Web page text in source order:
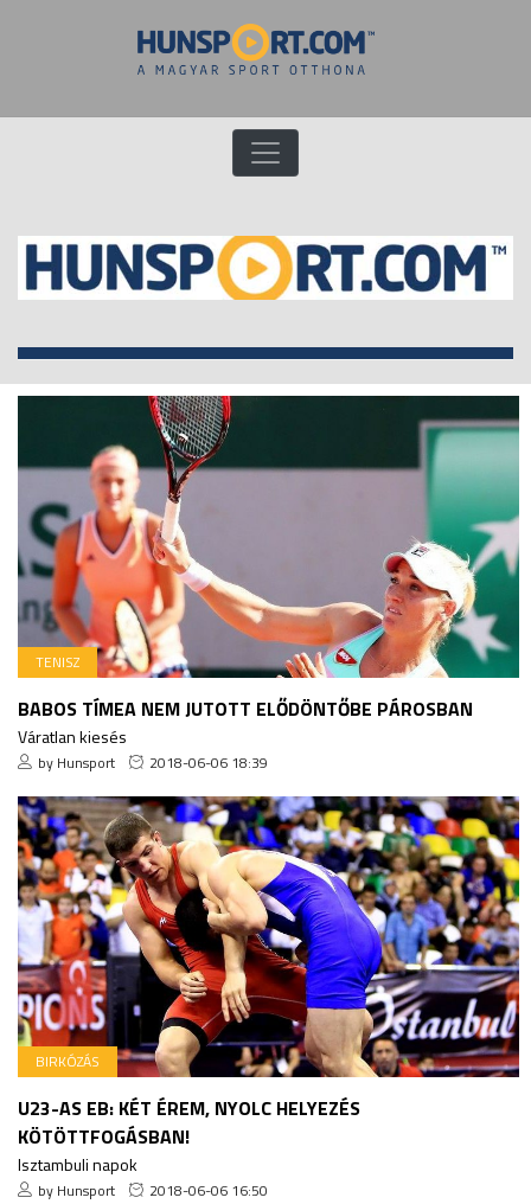
TENISZ
BABOS TÍMEA NEM JUTOTT ELŐDÖNTŐBE PÁROSBAN
Váratlan kiesés
by Hunsport 2018-06-06 18:39
BIRKÓZÁS
U23-AS EB: KÉT ÉREM, NYOLC HELYEZÉS
KÖTÖTTFOGÁSBAN!
Isztambuli napok
by Hunsport 2018-06-06 16:50